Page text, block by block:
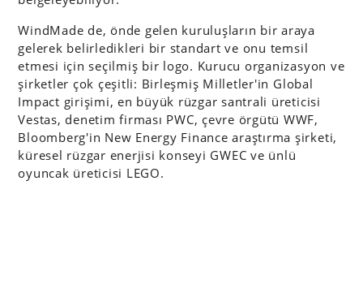
WindMade de, önde gelen kuruluşların bir araya
gelerek belirledikleri bir standart ve onu temsil
etmesi için seçilmiş bir logo. Kurucu organizasyon ve
şirketler çok çeşitli: Birleşmiş Milletler'in Global
Impact girişimi, en büyük rüzgar santrali üreticisi
Vestas, denetim firması PWC, çevre örgütü WWF,
Bloomberg'in New Energy Finance araştırma şirketi,
küresel rüzgar enerjisi konseyi GWEC ve ünlü
oyuncak üreticisi LEGO.